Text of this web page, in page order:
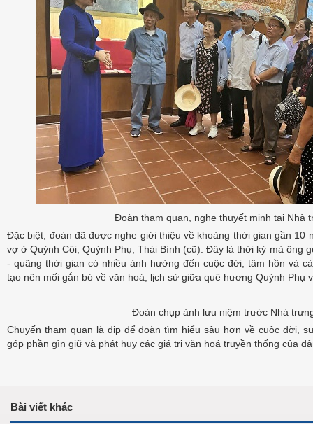
Đoàn tham quan, nghe thuyết minh tại Nhà
Đặc biệt, đoàn đã được nghe giới thiệu về khoảng thời gian gần 10
vợ ở Quỳnh Côi, Quỳnh Phụ, Thái Bình (cũ). Đây là thời kỳ mà ông
- quãng thời gian có nhiều ảnh hưởng đến cuộc đời, tâm hồn và
tạo nên mối gắn bó về văn hoá, lịch sử giữa quê hương Quỳnh Phụ
Đoàn chụp ảnh lưu niệm trước Nhà
Chuyến tham quan là dịp để đoàn tìm hiểu sâu hơn về cuộc đời,
góp phần gìn giữ và phát huy các giá trị văn hoá truyền thống của